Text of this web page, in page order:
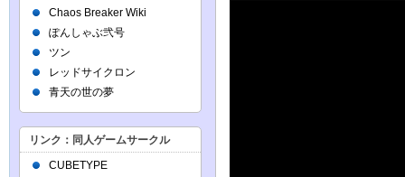
Chaos Breaker Wiki
ぽんしゃぶ弐号
ツン
レッドサイクロン
青天の世の夢
リンク：同人ゲームサークル
CUBETYPE